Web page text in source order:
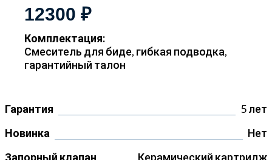
12300 ₽
Комплектация:
Смеситель для биде, гибкая подводка,
гарантийный талон
Гарантия
5 лет
Новинка
Нет
Запорный клапан
Керамический картридж